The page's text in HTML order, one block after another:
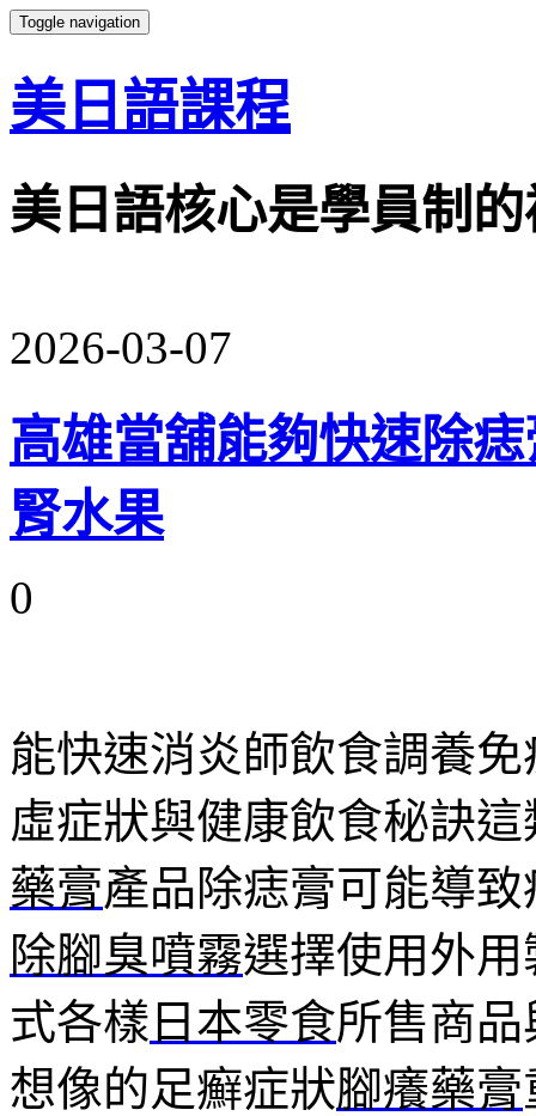
Toggle navigation
美日語課程
美日語核心是學員制
2026-03-07
高雄當舖能夠快速除
腎水果
0
能快速消炎師飲食調養
虛症狀與健康飲食秘訣
藥膏產品除痣膏可能導
除腳臭噴霧選擇使用外
式各樣 日本零食所售商
想像的足癬症狀腳癢藥膏